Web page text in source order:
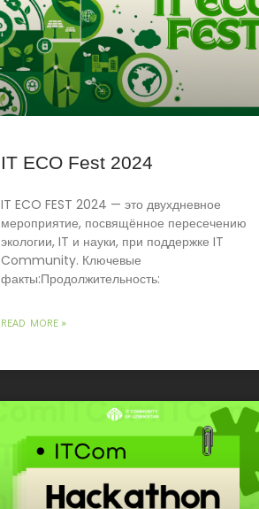
IT ECO Fest 2024
IT ECO FEST 2024 — это двухдневное
мероприятие, посвящённое пересечению
экологии, IT и науки, при поддержке IT
Community. Ключевые
факты:Продолжительность:
READ MORE »